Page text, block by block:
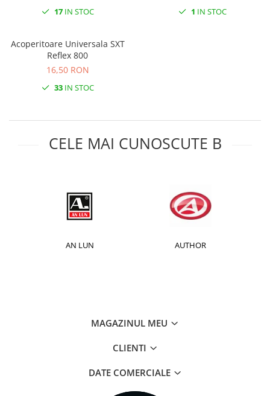
Manete Schimbator
Jante
Angrenaje
Ureche cadru
Cuvete
Monobloc
17IN STOC 1 IN STOC
Acoperitoare Universala SXT
Reflex 800
16,50 RON
33IN STOC
CELE MAI CUNOSCUTE B
AN LUN AUTHOR
MAGAZINUL MEU
CLIENTI
DATE COMERCIALE